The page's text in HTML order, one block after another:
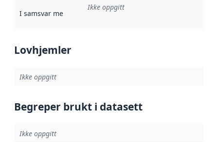
I samsvar med Referanse til en implementasjonsregel
Ikke oppgitt
Lovhjemler
Ikke oppgitt
Begreper brukt i datasett
Ikke oppgitt